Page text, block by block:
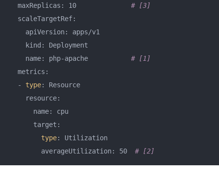
  maxReplicas: 10
# [3]
  scaleTargetRef:
    apiVersion: apps/v1
    kind: Deployment
    name: php-apache
# [1]
  metrics:
  -
type: Resource
    resource:
      name: cpu
      target:
type: Utilization
        averageUtilization: 50
# [2]